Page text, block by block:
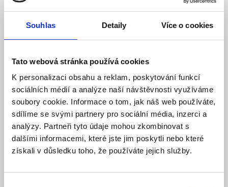
Souhlas Detaily Více o cookies
Tato webová stránka používá cookies
K personalizaci obsahu a reklam, poskytování funkcí
sociálních médií a analýze naší návštěvnosti využíváme
soubory cookie. Informace o tom, jak náš web používáte,
sdílíme se svými partnery pro sociální média, inzerci a
analýzy. Partneři tyto údaje mohou zkombinovat s
dalšími informacemi, které jste jim poskytli nebo které
získali v důsledku toho, že používáte jejich služby.
Filtr - F7 / ePM1 60 pro jednotky JABLOTRON
Futura S
Skladem
519 Kč
Detail Do košíku